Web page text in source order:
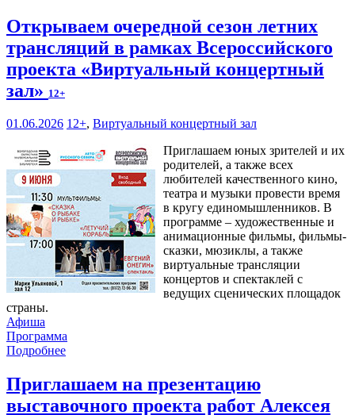
Открываем очередной сезон летних
трансляций в рамках Всероссийского
проекта «Виртуальный концертный
зал» 12+
01.06.2026 12+, Виртуальный концертный зал
Приглашаем юных зрителей и их
родителей, а также всех
любителей качественного кино,
театра и музыки провести время
в кругу единомышленников. В
программе – художественные и
анимационные фильмы, фильмы-
сказки, мюзиклы, а также
виртуальные трансляции
концертов и спектаклей с
ведущих сценических площадок
страны.
Афиша
Программа
Подробнее
Приглашаем на презентацию
выставочного проекта работ Алексея